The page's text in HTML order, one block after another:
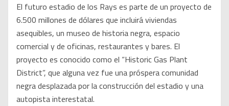
El futuro estadio de los Rays es parte de un proyecto de
6.500 millones de dólares que incluirá viviendas
asequibles, un museo de historia negra, espacio
comercial y de oficinas, restaurantes y bares. El
proyecto es conocido como el “Historic Gas Plant
District”, que alguna vez fue una próspera comunidad
negra desplazada por la construcción del estadio y una
autopista interestatal.